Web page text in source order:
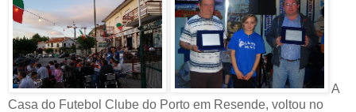
A
Casa do Futebol Clube do Porto em Resende, voltou no